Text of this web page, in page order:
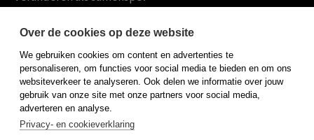
Koninklijke Boom uitgevers
Boom Psychologie
Boom Hoger Onderwijs
Over de cookies op deze website
We gebruiken cookies om content en advertenties te
personaliseren, om functies voor social media te bieden en om ons
websiteverkeer te analyseren. Ook delen we informatie over jouw
gebruik van onze site met onze partners voor social media,
adverteren en analyse.
Privacy- en cookieverklaring